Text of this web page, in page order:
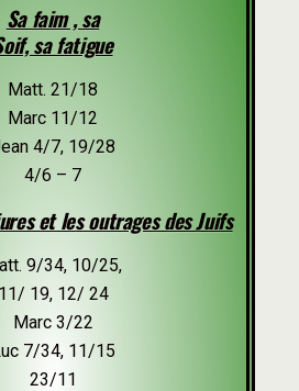
Sa faim , sa
sa fatigue
Matt. 21/18
Marc 11/12
4/7, 19/28
4/6 – 7
et les outrages des Juifs
9/34, 10/25,
11/ 19, 12/ 24
Marc 3/22
7/34, 11/15
23/11